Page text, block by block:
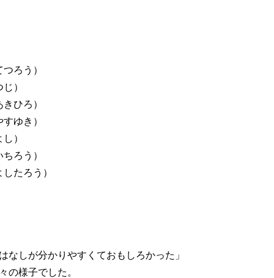
ろう）
ろ）
き）
う）
う）
しが分かりやすくておもしろかった」
様子でした。